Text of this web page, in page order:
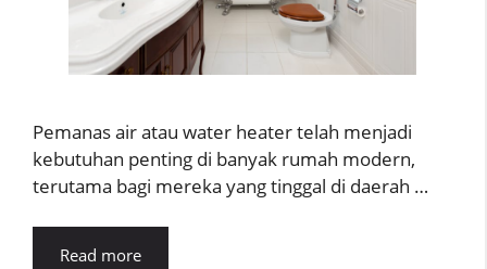
Pemanas air atau water heater telah menjadi
kebutuhan penting di banyak rumah modern,
terutama bagi mereka yang tinggal di daerah …
Read more